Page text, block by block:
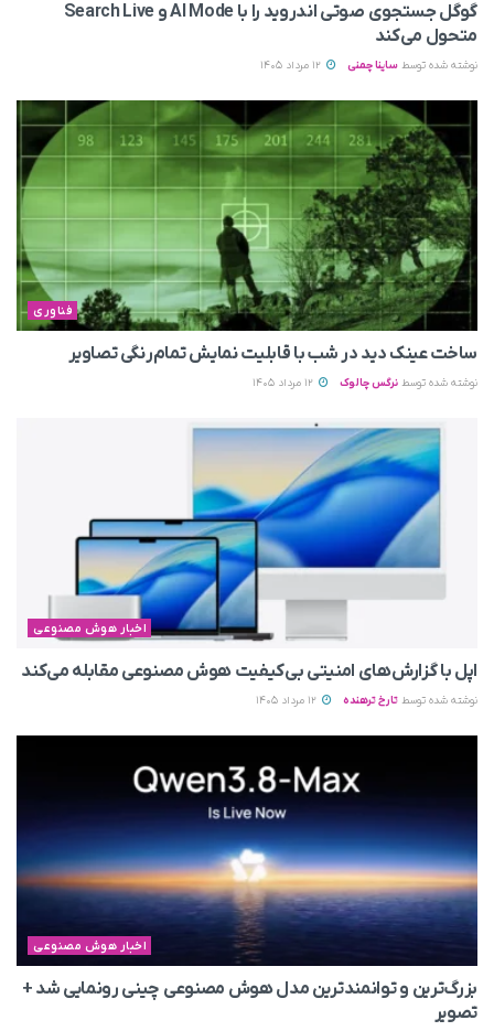
گوگل جستجوی صوتی اندروید را با AI Mode و Search Live
متحول می‌کند
نوشته شده توسط ساینا چمنی
فناوری
ساخت عینک دید در شب با قابلیت نمایش تمام‌رنگی تصاویر
نوشته شده توسط نرگس چالوک
اخبار هوش مصنوعی
اپل با گزارش‌های امنیتی بی‌کیفیت هوش مصنوعی مقابله می‌کند
نوشته شده توسط تارخ ترهنده
اخبار هوش مصنوعی
بزرگ‌ترین و توانمندترین مدل هوش مصنوعی چینی رونمایی شد +
تصویر